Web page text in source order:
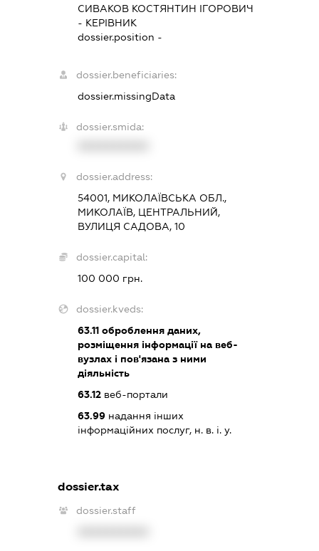
СИВАКОВ КОСТЯНТИН ІГОРОВИЧ
- КЕРІВНИК
dossier.position -
dossier.beneficiaries:
dossier.missingData
dossier.smida:
dossier.address:
54001, МИКОЛАЇВСЬКА ОБЛ.,
МИКОЛАЇВ, ЦЕНТРАЛЬНИЙ,
ВУЛИЦЯ САДОВА, 10
dossier.capital:
100 000 грн.
dossier.kveds:
63.11 оброблення даних,
розміщення інформації на веб-
вузлах і пов'язана з ними
діяльність
63.12 веб-портали
63.99 надання інших
інформаційних послуг, н. в. і. у.
dossier.tax
dossier.staff